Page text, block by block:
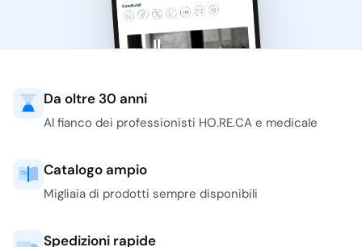
Da oltre 30 anni
Al fianco dei professionisti HO.RE.CA e medicale
Catalogo ampio
Migliaia di prodotti sempre disponibili
Spedizioni rapide